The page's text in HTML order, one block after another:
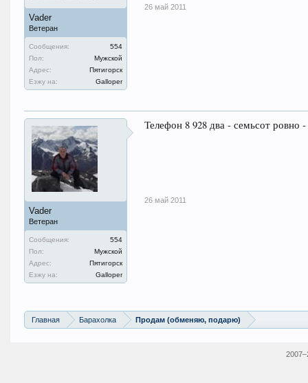
Vader
Ветеран
Сообщения:
554
Пол:
Мужской
Адрес:
Пятигорск
Езжу на:
Galloper
26 май 2011
Vader
Ветеран
Сообщения:
554
Пол:
Мужской
Адрес:
Пятигорск
Езжу на:
Galloper
Телефон 8 928 два - семьсот ровно -
26 май 2011
Главная Барахолка Продам (обменяю, подарю)
2007–